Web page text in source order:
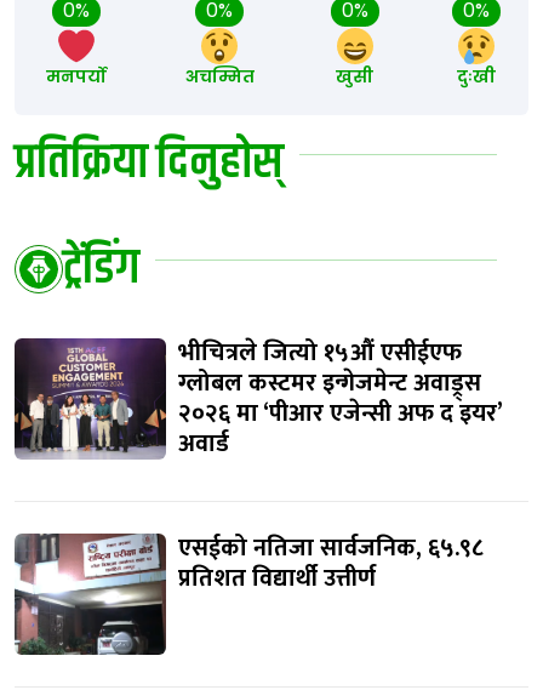
0%
मनपर्यो
0%
अचम्मित
0%
खुसी
0%
दुःखी
प्रतिक्रिया दिनुहोस्
ट्रेंडिंग
भीचित्रले जित्यो १५औं एसीईएफ
ग्लोबल कस्टमर इन्गेजमेन्ट अवाड्र्स
२०२६ मा ‘पीआर एजेन्सी अफ द इयर’
अवार्ड
एसईको नतिजा सार्वजनिक, ६५.९८
प्रतिशत विद्यार्थी उत्तीर्ण